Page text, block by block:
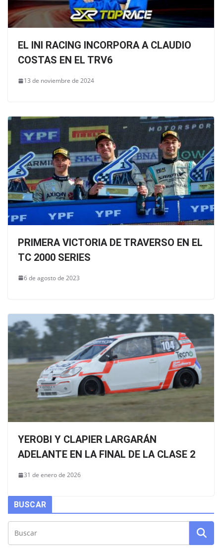
EL INI RACING INCORPORA A CLAUDIO
COSTAS EN EL TRV6
13 de noviembre de 2024
PRIMERA VICTORIA DE TRAVERSO EN EL
TC 2000 SERIES
6 de agosto de 2023
YEROBI Y CLAPIER LARGARÁN
ADELANTE EN LA FINAL DE LA CLASE 2
31 de enero de 2026
BUSCAR